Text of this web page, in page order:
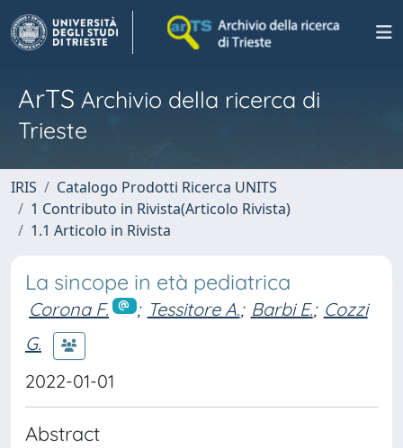
ArTS Archivio della ricerca di
Trieste
IRIS
Catalogo Prodotti Ricerca UNITS
1 Contributo in Rivista(Articolo Rivista)
1.1 Articolo in Rivista
La sincope in età pediatrica
Corona F. ; Tessitore A.; Barbi E.; Cozzi
G.
2022-01-01
Abstract